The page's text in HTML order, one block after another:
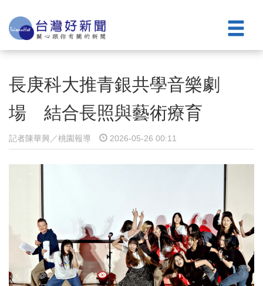
長庚科大推青銀共學音樂劇
場 結合長照與藝術療育
記者陳華興／桃園報導 2026-05-26 00:11